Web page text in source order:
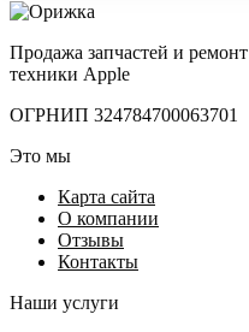
Продажа запчастей и ремонт
техники Apple
ОГРНИП 324784700063701
Это мы
Карта сайта
О компании
Отзывы
Контакты
Наши услуги